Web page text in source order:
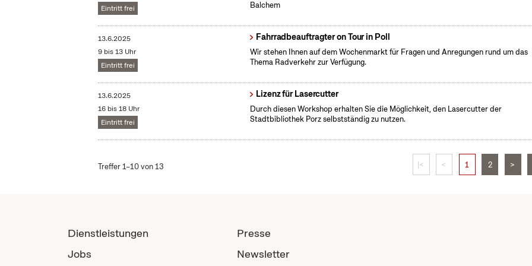
Eintritt frei
Balchem
13.6.2025
9 bis 13 Uhr
Eintritt frei
Fahrradbeauftragter on Tour in Poll
Wir stehen Ihnen auf dem Wochenmarkt für Fragen und Anregungen rund um das
Thema Radverkehr zur Verfügung.
13.6.2025
16 bis 18 Uhr
Eintritt frei
Lizenz für Lasercutter
Durch diesen Workshop erhalten Sie die Möglichkeit, den Lasercutter der
Stadtbibliothek Porz selbstständig zu nutzen.
Treffer 1–10 von 13 |< < 1 2 >
Dienstleistungen
Jobs
Presse
Newsletter